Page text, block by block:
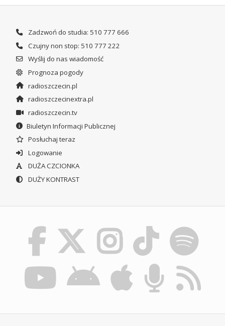
Zadzwoń do studia: 510 777 666
Czujny non stop: 510 777 222
Wyślij do nas wiadomość
Prognoza pogody
radioszczecin.pl
radioszczecinextra.pl
radioszczecin.tv
Biuletyn Informacji Publicznej
Posłuchaj teraz
Logowanie
DUŻA CZCIONKA
DUŻY KONTRAST